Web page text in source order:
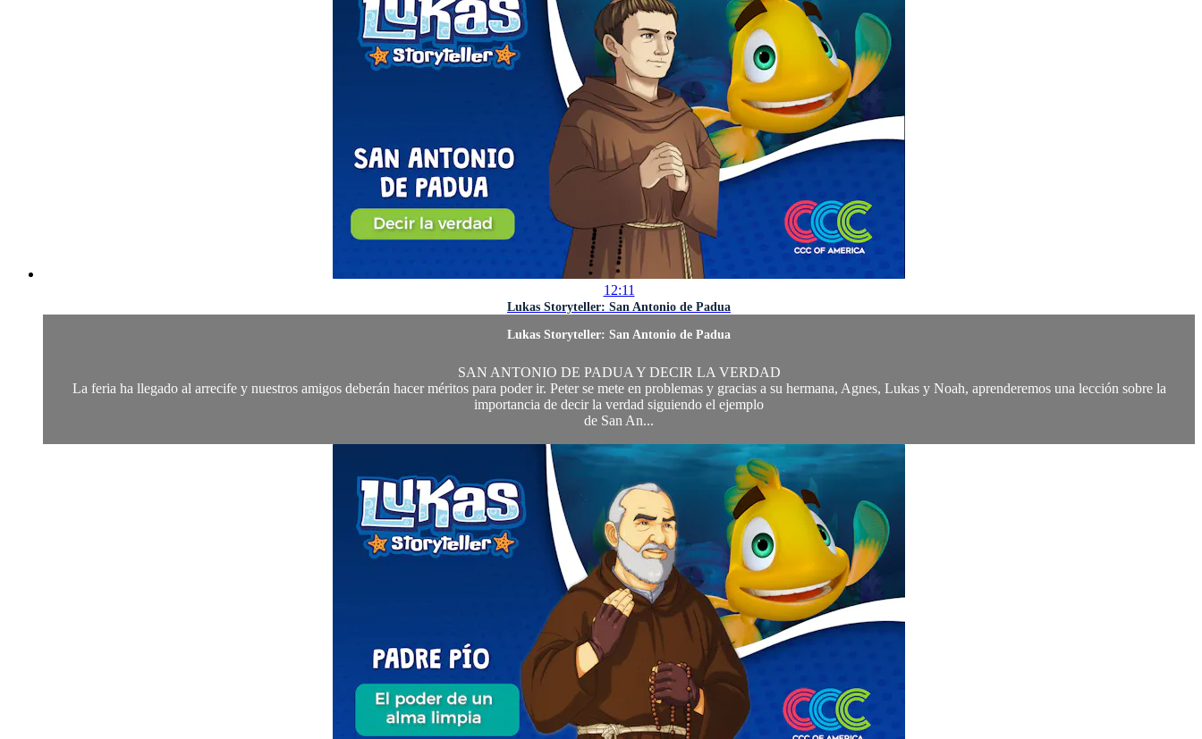
12:11
Lukas Storyteller: San Antonio de Padua
Lukas Storyteller: San Antonio de Padua
SAN ANTONIO DE PADUA Y DECIR LA VERDAD
La feria ha llegado al arrecife y nuestros amigos deberán hacer méritos para poder ir. Peter se mete en problemas y gracias a su hermana, Agnes, Lukas y Noah, aprenderemos una lección sobre la
importancia de decir la verdad siguiendo el ejemplo
de San An...